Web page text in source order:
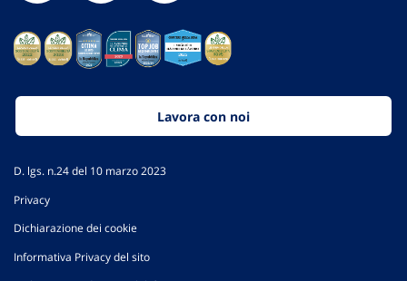
Lavora con noi
D. lgs. n.24 del 10 marzo 2023
Privacy
Dichiarazione dei cookie
Informativa Privacy del sito